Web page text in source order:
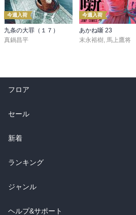
今週入荷
九条の大罪（１７）
真鍋昌平
今週入荷
あかね噺 23
末永裕樹, 馬上鷹将
フロア
総合
ラノベ
雑誌・グラビア
BL・TL
セール
総合
ラノベ
雑誌・グラビア
BL・TL
新着
総合
ラノベ
雑誌・グラビア
ランキング
総合
ラノベ
ジャンル
コミック
ヘルプ&サポート